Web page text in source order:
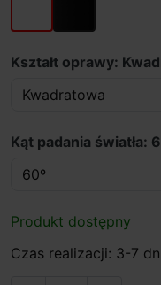
Kształt oprawy:
Kąt padania światła:
Produkt dostępny
Czas realizacji: 3-7